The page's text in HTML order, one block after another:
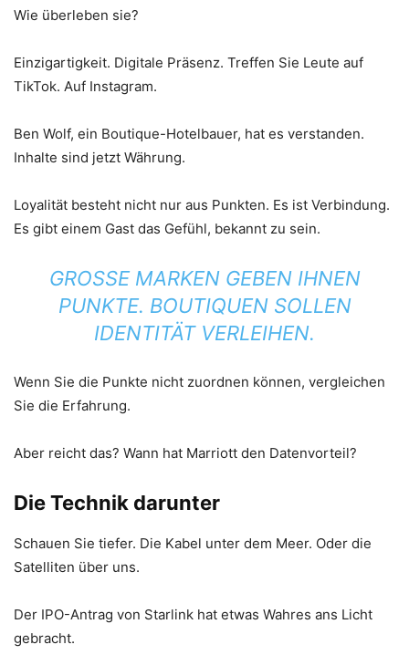
Wie überleben sie?
Einzigartigkeit. Digitale Präsenz. Treffen Sie Leute auf
TikTok. Auf Instagram.
Ben Wolf, ein Boutique-Hotelbauer, hat es verstanden.
Inhalte sind jetzt Währung.
Loyalität besteht nicht nur aus Punkten. Es ist Verbindung.
Es gibt einem Gast das Gefühl, bekannt zu sein.
GROSSE MARKEN GEBEN IHNEN P
UNKTE. BOUTIQUEN SOLLEN I
DENTITÄT VERLEIHEN.
Wenn Sie die Punkte nicht zuordnen können, vergleichen
Sie die Erfahrung.
Aber reicht das? Wann hat Marriott den Datenvorteil?
Die Technik darunter
Schauen Sie tiefer. Die Kabel unter dem Meer. Oder die
Satelliten über uns.
Der IPO-Antrag von Starlink hat etwas Wahres ans Licht
gebracht.